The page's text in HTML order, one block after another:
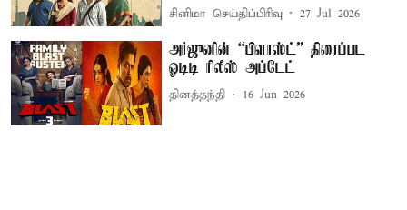
சினிமா செய்திப்பிரிவு 27 Jul 2026
அர்ஜுனின் “பிளாஸ்ட்” திரைப்பட
ஓடிடி ரிலீஸ் அப்டேட்
தினத்தந்தி 16 Jun 2026